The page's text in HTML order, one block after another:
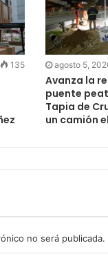
135 agosto 5,
Avanza la
puente
Tapia de
un camión
no será publicada.